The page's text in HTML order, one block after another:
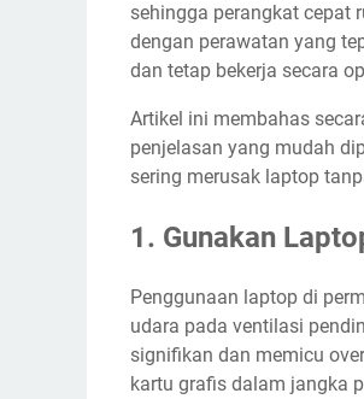
sehingga perangkat cepat
dengan perawatan yang
dan tetap bekerja secara
Artikel ini membahas
penjelasan yang mudah
sering merusak laptop
1. Gunakan
Penggunaan laptop di
udara pada ventilasi
signifikan dan memicu
kartu grafis dalam jangka